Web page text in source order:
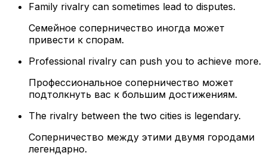
Family rivalry can sometimes lead to disputes.
Семейное соперничество иногда может
привести к спорам.
Professional rivalry can push you to achieve more.
Профессиональное соперничество может
подтолкнуть вас к большим достижениям.
The rivalry between the two cities is legendary.
Соперничество между этими двумя городами
легендарно.